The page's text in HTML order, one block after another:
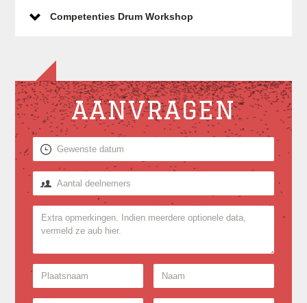
Competenties Drum Workshop
AANVRAGEN